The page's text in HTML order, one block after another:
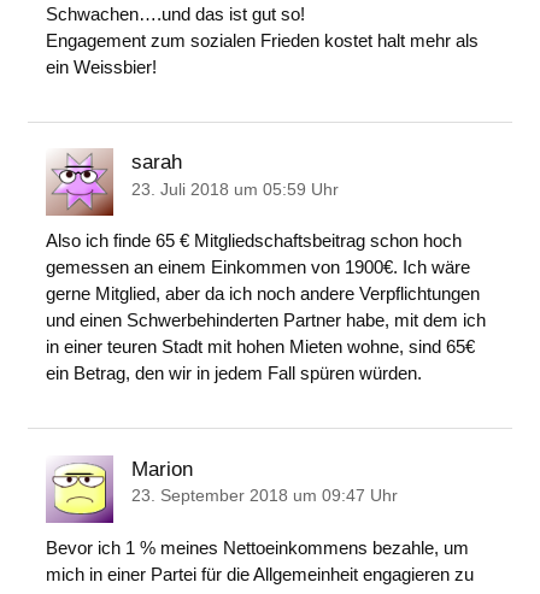
Schwachen….und das ist gut so!
Engagement zum sozialen Frieden kostet halt mehr als
ein Weissbier!
sarah
23. Juli 2018 um 05:59 Uhr
Also ich finde 65 € Mitgliedschaftsbeitrag schon hoch
gemessen an einem Einkommen von 1900€. Ich wäre
gerne Mitglied, aber da ich noch andere Verpflichtungen
und einen Schwerbehinderten Partner habe, mit dem ich
in einer teuren Stadt mit hohen Mieten wohne, sind 65€
ein Betrag, den wir in jedem Fall spüren würden.
Marion
23. September 2018 um 09:47 Uhr
Bevor ich 1 % meines Nettoeinkommens bezahle, um
mich in einer Partei für die Allgemeinheit engagieren zu